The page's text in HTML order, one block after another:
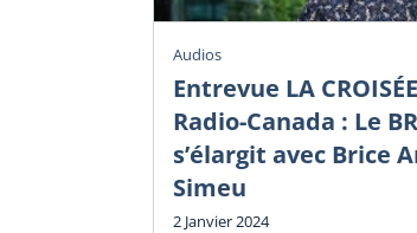
Audios
Entrevue LA
Radio-Canada : Le
s’élargit avec Brice
Simeu
2 Janvier 2024